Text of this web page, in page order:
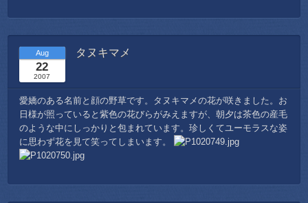
タヌキマメ
Aug
22
2007
愛嬌のある名前と顔の野草です。タヌキマメの花が咲きました。お
日様が照っていると紫色の花びらがみえますが、朝夕は茶色の産毛
のような中にしっかりと包まれています。珍しくてユーモラスな姿
に思わず花を見て笑ってしまいます。